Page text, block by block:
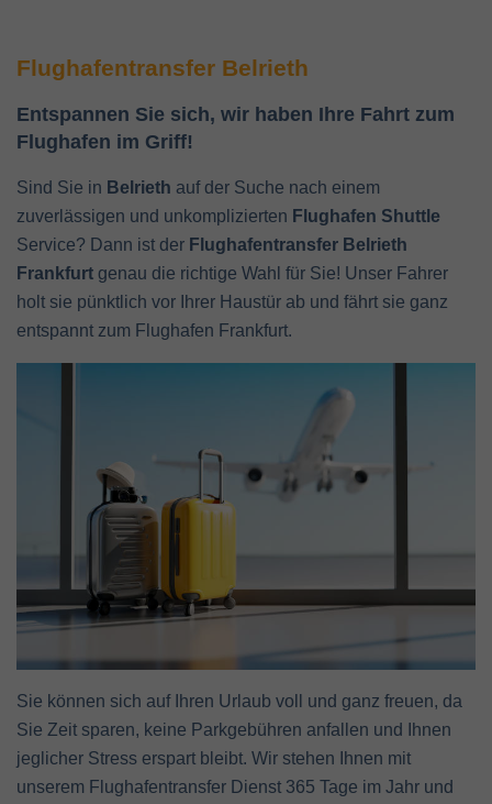
Flughafentransfer Belrieth
Entspannen Sie sich, wir haben Ihre Fahrt zum
Flughafen im Griff!
Sind Sie in Belrieth auf der Suche nach einem
zuverlässigen und unkomplizierten Flughafen Shuttle
Service? Dann ist der Flughafentransfer Belrieth
Frankfurt genau die richtige Wahl für Sie! Unser Fahrer
holt sie pünktlich vor Ihrer Haustür ab und fährt sie ganz
entspannt zum Flughafen Frankfurt.
Sie können sich auf Ihren Urlaub voll und ganz freuen, da
Sie Zeit sparen, keine Parkgebühren anfallen und Ihnen
jeglicher Stress erspart bleibt. Wir stehen Ihnen mit
unserem Flughafentransfer Dienst 365 Tage im Jahr und